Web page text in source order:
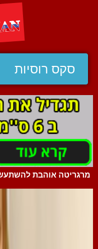
סקס רוסיות
מרגריטה אוהבת